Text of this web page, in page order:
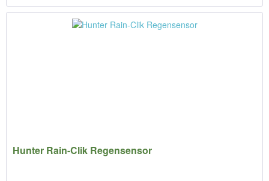
Hunter Rain-Clik Regensensor